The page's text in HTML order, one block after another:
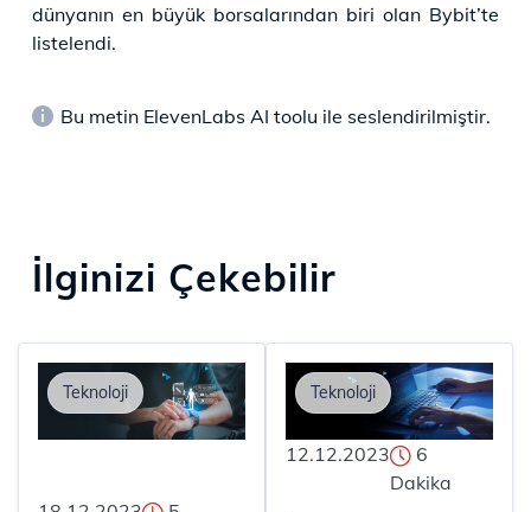
dünyanın en büyük borsalarından biri olan Bybit’te
listelendi.
Bu metin ElevenLabs AI toolu ile seslendirilmiştir.
İlginizi Çekebilir
Teknoloji
12.12.2023
6
Dakika
Teknoloji